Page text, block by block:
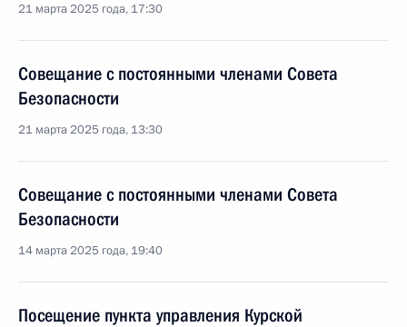
21 марта 2025 года, 17:30
Совещание с постоянными членами Совета
Безопасности
21 марта 2025 года, 13:30
Совещание с постоянными членами Совета
Безопасности
14 марта 2025 года, 19:40
Посещение пункта управления Курской